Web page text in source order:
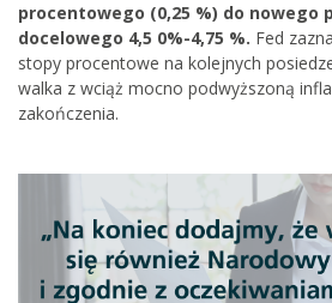
procentowego (0,25 %) do nowego
docelowego 4,5 0%-4,75 %. Fed
stopy procentowe na kolejnych
walka z wciąż mocno podwyższoną
zakończenia.